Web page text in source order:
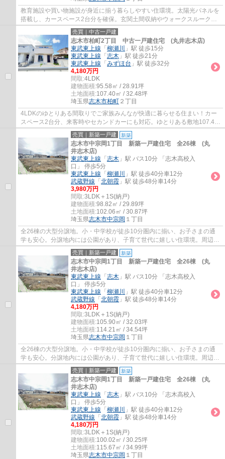
教育施設や買い物施設が身近に揃う暮らしやすい住環境。太陽光パネルを
搭載し、カースペース2台分を確保。玄関土間収納やウォークスルークロ
ーゼット等、使い勝手に配慮。折り上げ天井...
売買｜中古一戸建
志木市柏町2丁目 中古一戸建住宅 (丸井志木店)
東武東上線 「 柳瀬川
」駅 徒歩15分
東武東上線 「 志木 」駅 徒歩21分
東武東上線 「 みずほ台 」駅 徒歩32分
4,180万円
間取:4LDK
建物面積:95.58㎡ / 28.91坪
土地面積:107.40㎡ / 32.48坪
埼玉県志木市柏町 ２丁目
4LDKのゆとりある間取りでご家族みんなが快適に暮らせる住まい！カー
スペース2台分、来客時やセカンドカーにも対応。ゆとりある敷地107.40
平米、室内リフォーム済みの為、綺麗な住空間...
売買｜新築一戸建 新築
志木市中宗岡1丁目 新築一戸建住宅 全26棟 (丸
井志木店)
東武東上線 「 志木 」駅 バス10分 「志木高校入
口」 停歩5分
東武東上線 「 柳瀬川
」駅 徒歩40分車12分
武蔵野線 「 北朝霞 」駅 徒歩48分車14分
3,980万円
間取:3LDK＋1S(納戸)
建物面積:98.82㎡ / 29.89坪
土地面積:102.06㎡ / 30.87坪
埼玉県志木市中宗岡 １丁目
全26棟の大型分譲地。小・中学校が徒歩10分圏内に揃い、お子さまの通
学も安心。分譲地内には公園があり、子育て世代に嬉しい住環境。周辺施
設もあわせてご案内いたしますので、お気軽...
売買｜新築一戸建 新築
志木市中宗岡1丁目 新築一戸建住宅 全26棟 (丸
井志木店)
東武東上線 「 志木 」駅 バス10分 「志木高校入
口」 停歩5分
東武東上線 「 柳瀬川
」駅 徒歩40分車12分
武蔵野線 「 北朝霞 」駅 徒歩48分車14分
4,180万円
間取:3LDK＋1S(納戸)
建物面積:105.90㎡ / 32.03坪
土地面積:114.21㎡ / 34.54坪
埼玉県志木市中宗岡 １丁目
全26棟の大型分譲地。小・中学校が徒歩10分圏内に揃い、お子さまの通
学も安心。分譲地内には公園があり、子育て世代に嬉しい住環境。周辺施
設もあわせてご案内いたしますので、お気軽...
売買｜新築一戸建 新築
志木市中宗岡1丁目 新築一戸建住宅 全26棟 (丸
井志木店)
東武東上線 「 志木 」駅 バス10分 「志木高校入
口」 停歩5分
東武東上線 「 柳瀬川
」駅 徒歩40分車12分
武蔵野線 「 北朝霞 」駅 徒歩48分車14分
4,180万円
間取:3LDK＋1S(納戸)
建物面積:100.02㎡ / 30.25坪
土地面積:115.67㎡ / 34.99坪
埼玉県志木市中宗岡 １丁目